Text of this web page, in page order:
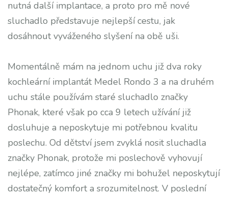
nutná další implantace, a proto pro mě nové
sluchadlo představuje nejlepší cestu, jak
dosáhnout vyváženého slyšení na obě uši.
Momentálně mám na jednom uchu již dva roky
kochleární implantát Medel Rondo 3 a na druhém
uchu stále používám staré sluchadlo značky
Phonak, které však po cca 9 letech užívání již
dosluhuje a neposkytuje mi potřebnou kvalitu
poslechu. Od dětství jsem zvyklá nosit sluchadla
značky Phonak, protože mi poslechově vyhovují
nejlépe, zatímco jiné značky mi bohužel neposkytují
dostatečný komfort a srozumitelnost. V poslední